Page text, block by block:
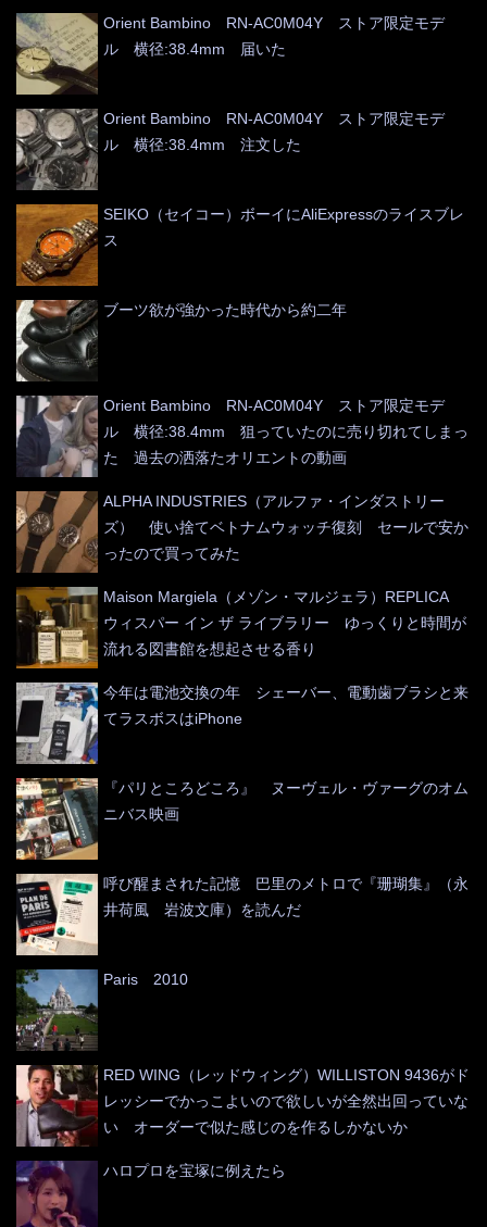
Orient Bambino RN-AC0M04Y ストア限定モデ
ル 横径:38.4mm 届いた
Orient Bambino RN-AC0M04Y ストア限定モデ
ル 横径:38.4mm 注文した
SEIKO（セイコー）ボーイにAliExpressのライスブレ
ス
ブーツ欲が強かった時代から約二年
Orient Bambino RN-AC0M04Y ストア限定モデ
ル 横径:38.4mm 狙っていたのに売り切れてしまっ
た 過去の洒落たオリエントの動画
ALPHA INDUSTRIES（アルファ・インダストリー
ズ） 使い捨てベトナムウォッチ復刻 セールで安か
ったので買ってみた
Maison Margiela（メゾン・マルジェラ）REPLICA
ウィスパー イン ザ ライブラリー ゆっくりと時間が
流れる図書館を想起させる香り
今年は電池交換の年 シェーバー、電動歯ブラシと来
てラスボスはiPhone
『パリところどころ』 ヌーヴェル・ヴァーグのオム
ニバス映画
呼び醒まされた記憶 巴里のメトロで『珊瑚集』（永
井荷風 岩波文庫）を読んだ
Paris 2010
RED WING（レッドウィング）WILLISTON 9436がド
レッシーでかっこよいので欲しいが全然出回っていな
い オーダーで似た感じのを作るしかないか
ハロプロを宝塚に例えたら